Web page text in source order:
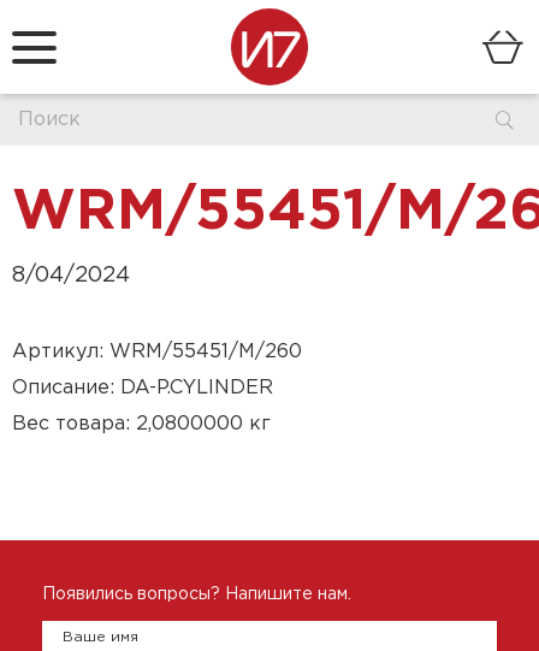
WRM/55451/M/
8/04/2024
Артикул: WRM/55451/M/260
Описание: DA-P.CYLINDER
Вес товара: 2,0800000 кг
Появились вопросы? Напишите нам.
Ваше имя